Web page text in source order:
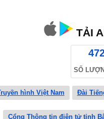
TẢI
SỐ
hình Việt Nam Đài
Cổng Thông tin điện tử tỉnh